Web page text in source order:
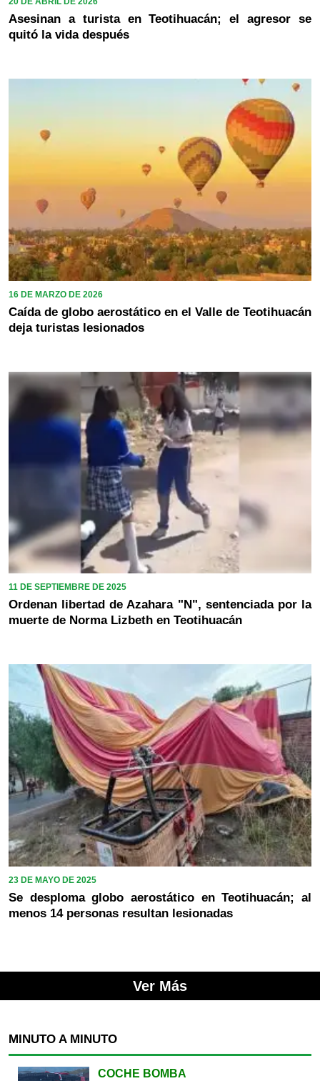
Asesinan a turista en Teotihuacán; el agresor se
quitó la vida después
16 DE MARZO DE 2026
Caída de globo aerostático en el Valle de Teotihuacán
deja turistas lesionados
11 DE SEPTIEMBRE DE 2025
Ordenan libertad de Azahara "N", sentenciada por la
muerte de Norma Lizbeth en Teotihuacán
23 DE MAYO DE 2025
Se desploma globo aerostático en Teotihuacán; al
menos 14 personas resultan lesionadas
Ver Más
MINUTO A MINUTO
COCHE BOMBA